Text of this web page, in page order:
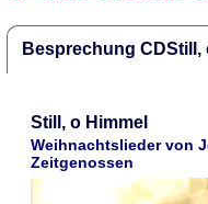
Besprechung CDStill,
Still, o Himmel
Weihnachtslieder von
Zeitgenossen